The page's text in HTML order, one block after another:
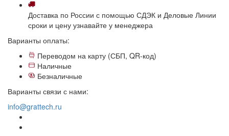
Доставка по России с помощью СДЭК и Деловые Линии
сроки и цену узнавайте у менеджера
Варианты оплаты:
Переводом на карту (СБП, QR-код)
Наличные
Безналичные
Варианты связи с нами:
info@grattech.ru